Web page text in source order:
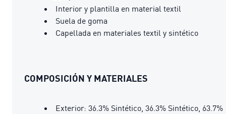
Interior y plantilla en material textil
Suela de goma
Capellada en materiales textil y sintético
COMPOSICIÓN Y MATERIALES
Exterior: 36.3% Sintético, 36.3% Sintético, 63.7%